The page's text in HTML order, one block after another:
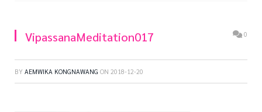
VipassanaMeditation017 0
BY AEMWIKA KONGNAWANG ON 2018-12-20